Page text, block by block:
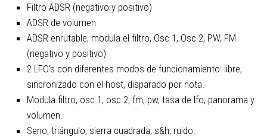
Filtro ADSR (negativo y positivo)
ADSR de volumen
ADSR enrutable, modula el filtro, Osc 1, Osc 2, PW, FM
(negativo y positivo)
2 LFO’s con diferentes modos de funcionamiento: libre,
sincronizado con el host, disparado por nota.
Modula filtro, osc 1, osc 2, fm, pw, tasa de lfo, panorama y
volumen.
Seno, triángulo, sierra cuadrada, s&h, ruido.